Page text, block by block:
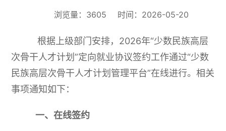
浏览量： 3605 时间：2026-05-20
根据上级部门安排，2026年“少数民族高层
次骨干人才计划”定向就业协议签约工作通过“少数
民族高层次骨干人才计划管理平台”在线进行。相关
事项通知如下：
一、在线签约